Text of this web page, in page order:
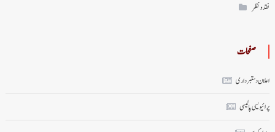
نقد ونظر
صفحات
اعلان دستبرداری
پرائیویسی پالیسی